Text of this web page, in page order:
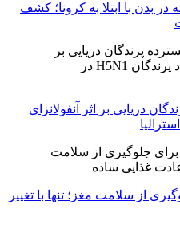
بدن با ابتلا به کرونا؛ کشف
دریایی بر اثر آنفولانزای
از سلامت مغز؛ تنها با تغییر